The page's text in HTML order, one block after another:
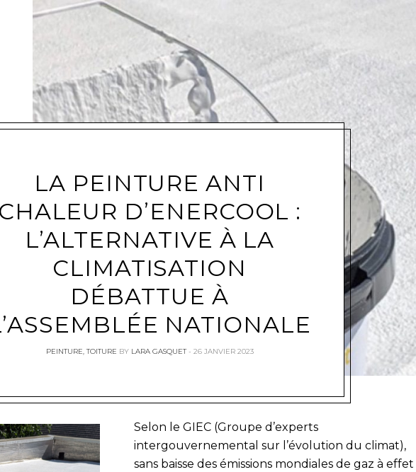
LA PEINTURE ANTI
CHALEUR D’ENERCOOL :
L’ALTERNATIVE À LA
CLIMATISATION
DÉBATTUE À
NATIONALE
PEINTURE,TOITURE BY LARA GASQUET 26 JANVIER 2023
Selon le GIEC (Groupe d’experts
intergouvernemental sur l’évolution du climat),
sans baisse des émissions mondiales de gaz à effet